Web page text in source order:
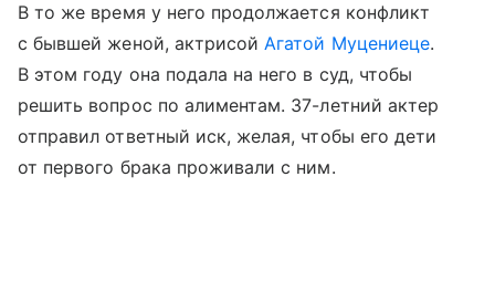
В то же время у него продолжается конфликт
с бывшей женой, актрисойАгатой Муцениеце.
В этом году она подала на него в суд, чтобы
решить вопрос по алиментам. 37-летний актер
отправил ответный иск, желая, чтобы его дети
от первого брака проживали с ним.